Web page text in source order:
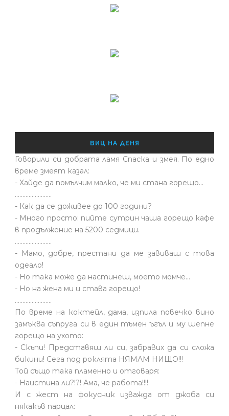
ВИЦ НА ДЕНЯ
Говорили си добрата ламя Спаска и змея. По едно
време змеят казал:
- Хайде да помълчим малко, че ми стана горещо...
........................
- Как да се доживее до 100 години?
- Много просто: пийте сутрин чаша горещо кафе
в продължение на 5200 седмици.
........................
- Мамо, добре, престани да ме завиваш с това
одеало!
- Но така може да настинеш, моето момче…
- Но на жена ми и става горещо!
........................
По време на коктейл, дама, изпила повечко вино
замъква съпруга си в един тъмен ъгъл и му шепне
горещо на ухото:
- Скъпи! Представяш ли си, забравих да си сложа
бикини! Сега под роклята НЯМАМ НИЩО!!!
Той също така пламенно и отговаря:
- Наистина ли?!?! Ама, че работа!!!!
И с жест на фокусник изважда от джоба си
някакъв парцал: